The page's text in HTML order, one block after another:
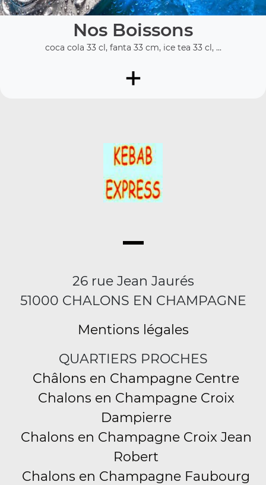
Nos Boissons
coca cola 33 cl, fanta 33 cm, ice tea 33 cl, ...
+
26 rue Jean Jaurés
51000 CHALONS EN CHAMPAGNE
Mentions légales
QUARTIERS PROCHES
Châlons en Champagne Centre
Chalons en Champagne Croix
Dampierre
Chalons en Champagne Croix Jean
Robert
Chalons en Champagne Faubourg